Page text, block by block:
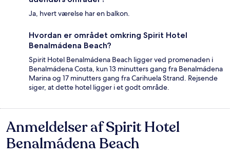
Ja, hvert værelse har en balkon.
Hvordan er området omkring Spirit Hotel
Benalmádena Beach?
Spirit Hotel Benalmádena Beach ligger ved promenaden i
Benalmádena Costa, kun 13 minutters gang fra Benalmádena
Marina og 17 minutters gang fra Carihuela Strand. Rejsende
siger, at dette hotel ligger i et godt område.
Anmeldelser
Anmeldelser af Spirit Hotel
Benalmádena Beach